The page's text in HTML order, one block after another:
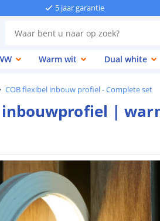
5 jaar garantie
Warm wit Dual white
COB flexibel inbouw profiel - Complete set
|